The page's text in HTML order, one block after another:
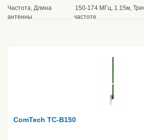
Частота, Длина
антенны
150-174 МГц, 1.15м,
частоте
ComTech TC-B150